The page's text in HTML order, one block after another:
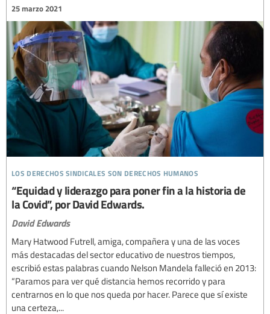
los derechos sindicales son derechos humanos
25 marzo 2021
“Equidad y liderazgo para poner fin a la historia de
la Covid”, por David Edwards.
David Edwards
Mary Hatwood Futrell, amiga, compañera y una de las voces
más destacadas del sector educativo de nuestros tiempos,
escribió estas palabras cuando Nelson Mandela falleció en 2013:
“Paramos para ver qué distancia hemos recorrido y para
centrarnos en lo que nos queda por hacer. Parece que sí existe
una certeza,...